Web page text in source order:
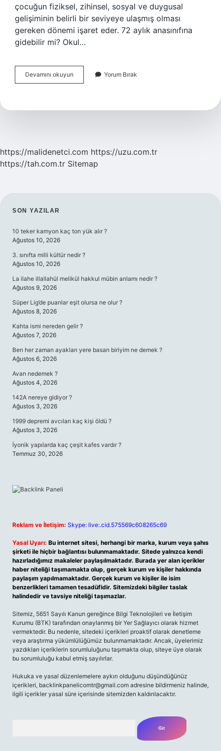
çocuğun fiziksel, zihinsel, sosyal ve duygusal
gelişiminin belirli bir seviyeye ulaşmış olması
gereken dönemi işaret eder. 72 aylık anasınıfına
gidebilir mi? Okul…
Devamını okuyun
Öncesi
Zaman
Yorum Bırak
https://malidenetci.com https://uzu.com.tr
https://tah.com.tr Sitemap
SIDEBAR
SON YAZILAR
10 teker kamyon kaç ton yük alır ?
Ağustos 10, 2026
3. sınıfta milli kültür nedir ?
Ağustos 10, 2026
La ilahe illallahül melikül hakkul mübin anlamı nedir ?
Ağustos 9, 2026
Süper Lig’de puanlar eşit olursa ne olur ?
Ağustos 8, 2026
Kahta ismi nereden gelir ?
Ağustos 7, 2026
Ben her zaman ayakları yere basan biriyim ne demek ?
Ağustos 6, 2026
Avan nedemek ?
Ağustos 4, 2026
142A nereye gidiyor ?
Ağustos 3, 2026
1999 depremi avcıları kaç kişi öldü ?
Ağustos 3, 2026
İyonik yapılarda kaç çeşit kafes vardır ?
Temmuz 30, 2026
Reklam ve İletişim: Skype: live:.cid.575569c608265c69
Yasal Uyarı: Bu internet sitesi, herhangi bir marka, kurum veya şahıs
şirketi ile hiçbir bağlantısı bulunmamaktadır. Sitede yalnızca kendi
hazırladığımız makaleler paylaşılmaktadır. Burada yer alan içerikler
haber niteliği taşımamakta olup, gerçek kurum ve kişiler hakkında
paylaşım yapılmamaktadır. Gerçek kurum ve kişiler ile isim
benzerlikleri tamamen tesadüfidir. Sitemizdeki bilgiler taslak
halindedir ve tavsiye niteliği taşımazlar.
Sitemiz, 5651 Sayılı Kanun gereğince Bilgi Teknolojileri ve İletişim
Kurumu (BTK) tarafından onaylanmış bir Yer Sağlayıcı olarak hizmet
vermektedir. Bu nedenle, sitedeki içerikleri proaktif olarak denetleme
veya araştırma yükümlülüğümüz bulunmamaktadır. Ancak, üyelerimiz
yazdıkları içeriklerin sorumluluğunu taşımakta olup, siteye üye olarak
bu sorumluluğu kabul etmiş sayılırlar.
Hukuka ve yasal düzenlemelere aykırı olduğunu düşündüğünüz
içerikleri, backlinkpanelicomtr@gmail.com adresine bildirmeniz halinde,
ilgili içerikler yasal süre içerisinde sitemizden kaldırılacaktır.